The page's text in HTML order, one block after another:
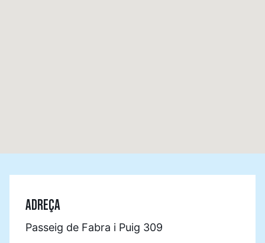
ADREÇA
Passeig de Fabra i Puig 309